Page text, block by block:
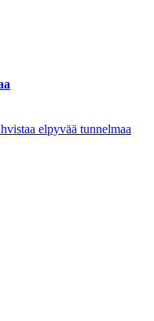
elpyvää tunnelmaa